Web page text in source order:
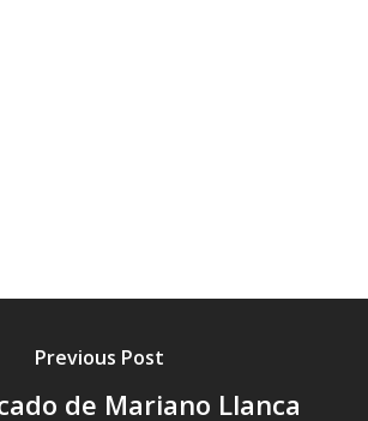
Previous Post
de Mariano Llanca